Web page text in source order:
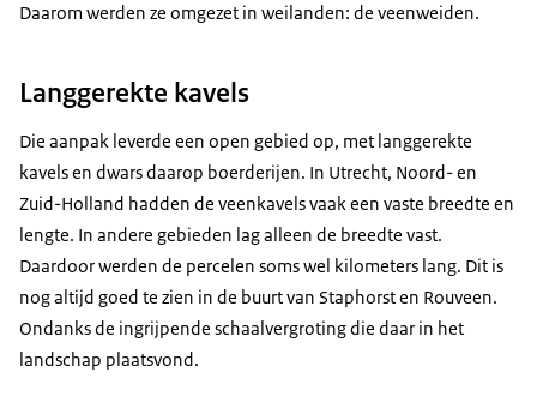
Daarom werden ze omgezet in weilanden: de veenweiden.
Langgerekte kavels
Die aanpak leverde een open gebied op, met langgerekte
kavels en dwars daarop boerderijen. In Utrecht, Noord- en
Zuid-Holland hadden de veenkavels vaak een vaste breedte en
lengte. In andere gebieden lag alleen de breedte vast.
Daardoor werden de percelen soms wel kilometers lang. Dit is
nog altijd goed te zien in de buurt van Staphorst en Rouveen.
Ondanks de ingrijpende schaalvergroting die daar in het
landschap plaatsvond.